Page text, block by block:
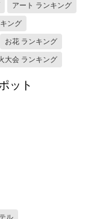
アート ランキング
ング
お花 ランキング
大会 ランキング
ット
ル